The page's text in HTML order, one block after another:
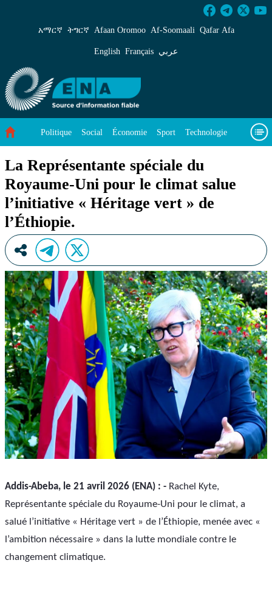
La Représentante spéciale du Royaume-Uni
አማርኛ ትግርኛ Afaan Oromoo Af‑Soomaali Qafar Afa
English Français عربي
Politique Social Économie Sport Technologie
La Représentante spéciale du
Royaume-Uni pour le climat salue
l’initiative « Héritage vert » de
l’Éthiopie.
Addis-Abeba, le 21 avril 2026 (ENA) : - Rachel Kyte,
Représentante spéciale du Royaume-Uni pour le climat, a
salué l’initiative « Héritage vert » de l’Éthiopie, menée avec «
l’ambition nécessaire » dans la lutte mondiale contre le
changement climatique.